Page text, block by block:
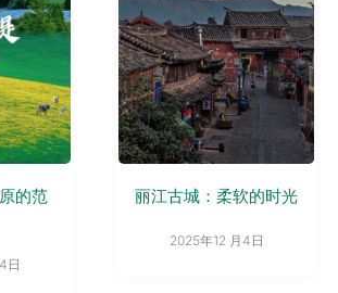
的范
日
丽江古城：柔软的时光
2025年12 月4日